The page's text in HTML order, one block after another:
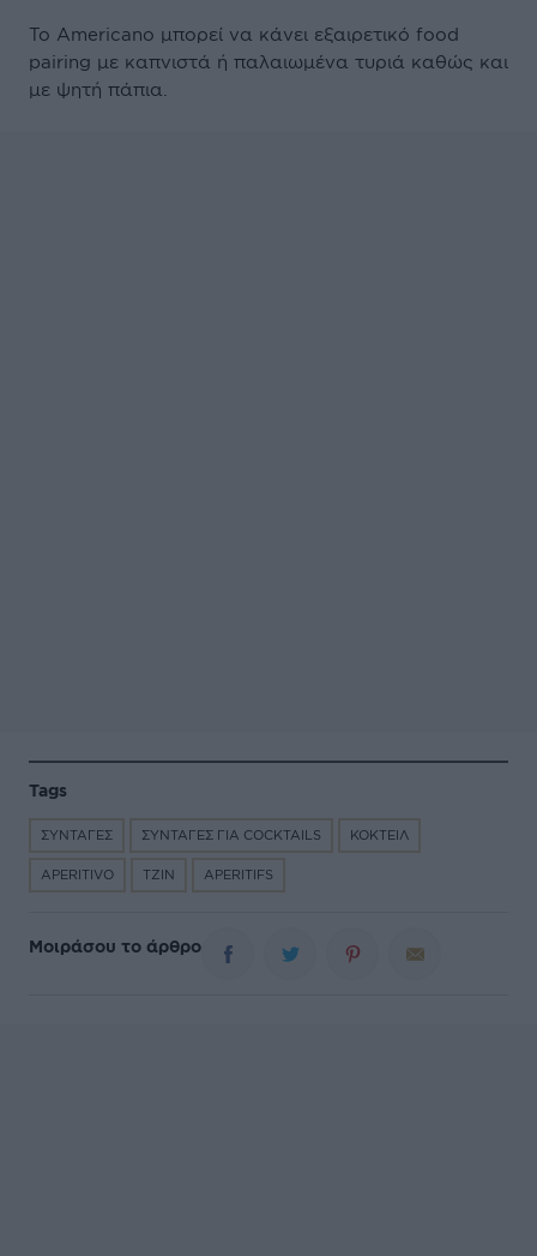
Το Americano μπορεί να κάνει εξαιρετικό food
pairing με καπνιστά ή παλαιωμένα τυριά καθώς και
με ψητή πάπια.
Tags
ΣΥΝΤΑΓΕΣ ΣΥΝΤΑΓΕΣ ΓΙΑ COCKTAILS ΚΟΚΤΕΙΛ
APERITIVO ΤΖΙΝ APERITIFS
Μοιράσου το άρθρο